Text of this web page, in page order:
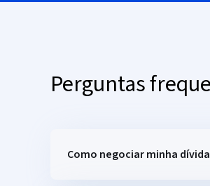
Perguntas
Como negociar minha